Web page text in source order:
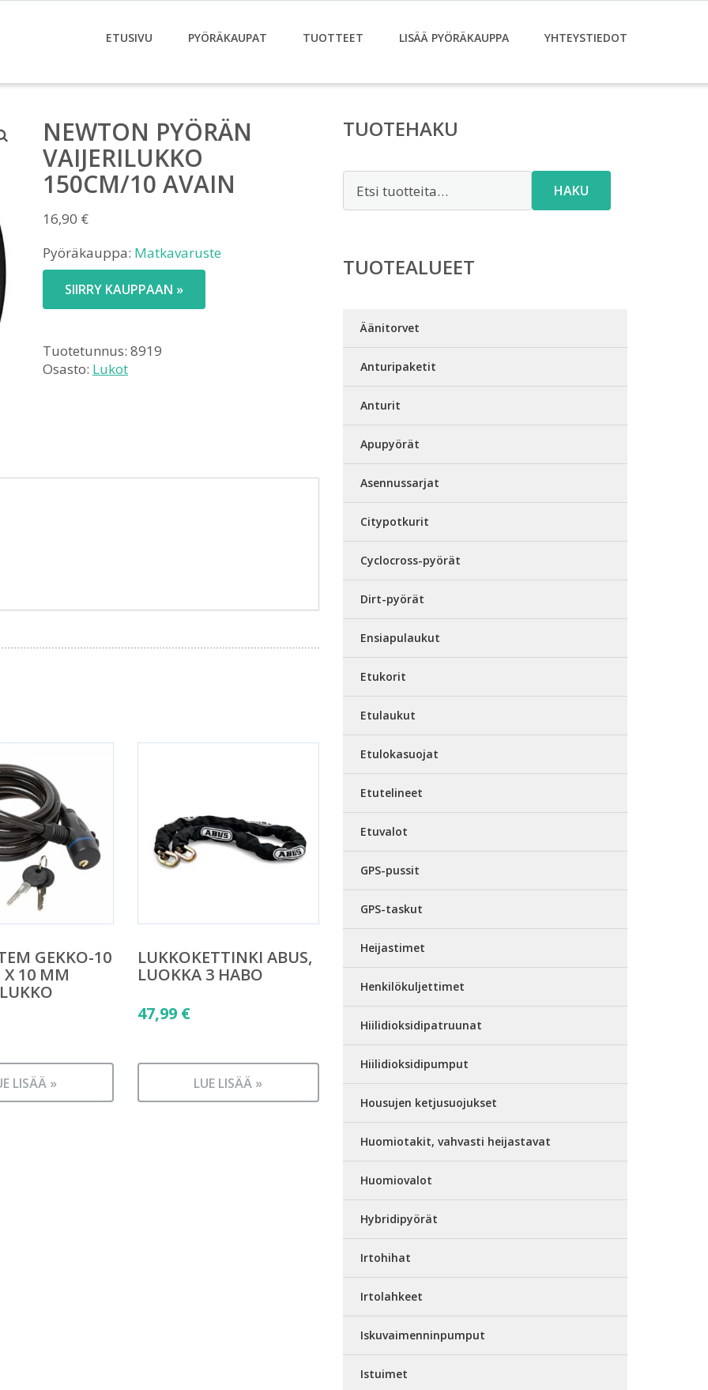
ETUSIVU PYÖRÄKAUPAT TUOTTEET LISÄÄ PYÖRÄKAUPPA YHTEYSTIEDOT
NEWTON PYÖRÄN
VAIJERILUKKO
150CM/10 AVAIN
16,90 €
Pyöräkauppa: Matkavaruste
SIIRRY KAUPPAAN »
Tuotetunnus: 8919
Osasto: Lukot
GEKKO-10
10 MM
LISÄÄ »
LUKKOKETTINKI ABUS,
LUOKKA 3 HABO
47,99 €
LUE LISÄÄ »
TUOTEHAKU
HAKU
TUOTEALUEET
Äänitorvet
Anturipaketit
Anturit
Apupyörät
Asennussarjat
Citypotkurit
Cyclocross-pyörät
Dirt-pyörät
Ensiapulaukut
Etukorit
Etulaukut
Etulokasuojat
Etutelineet
Etuvalot
GPS-pussit
GPS-taskut
Heijastimet
Henkilökuljettimet
Hiilidioksidipatruunat
Hiilidioksidipumput
Housujen ketjusuojukset
Huomiotakit, vahvasti heijastavat
Huomiovalot
Hybridipyörät
Irtohihat
Irtolahkeet
Iskuvaimenninpumput
Istuimet